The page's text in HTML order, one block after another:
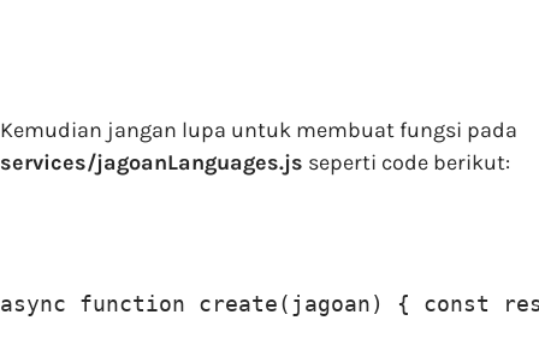
Kemudian jangan lupa untuk membuat fungsi pada
services/jagoanLanguages.js seperti code berikut:
async function create(jagoan) { const